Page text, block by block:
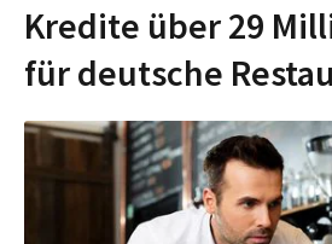
Kredite über 29
für deutsche